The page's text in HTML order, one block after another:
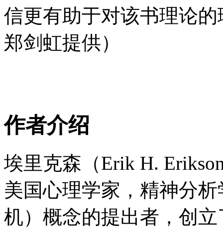
信更有助于对该书理论
郑剑虹提供）
作者介绍
埃里克森（Erik H.
美国心理学家，精神分
机）概念的提出者，创